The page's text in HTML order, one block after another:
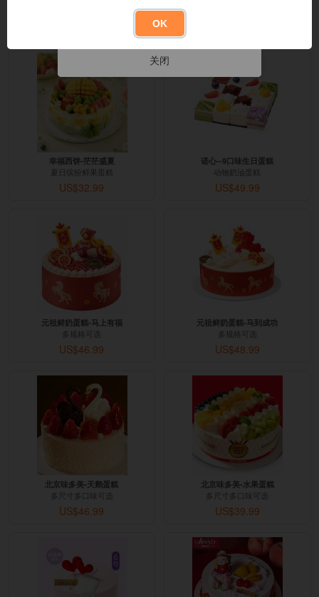
上层常规鲜果蛋糕+下层冰淇淋
幸福西饼-茫茫盛夏
夏日缤纷鲜果蛋糕
US$32.99
诺心--9口味生日蛋糕
动物奶油蛋糕
US$49.99
元祖鲜奶蛋糕-马上有福
多规格可选
US$46.99
元祖鲜奶蛋糕-马到成功
多规格可选
US$48.99
北京味多美-天鹅蛋糕
多尺寸多口味可选
US$46.99
北京味多美-水果蛋糕
多尺寸多口味可选
US$39.99
关闭
OK